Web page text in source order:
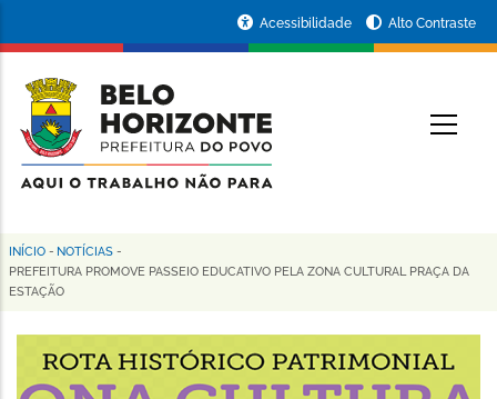
conteúdo
principal
da
Prefeitura
de
Horizonte
Acessibilidade Alto Contraste
Trilha
de
navegação
INÍCIO - NOTÍCIAS -
PREFEITURA PROMOVE PASSEIO EDUCATIVO PELA ZONA CULTURAL PRAÇA DA
ESTAÇÃO